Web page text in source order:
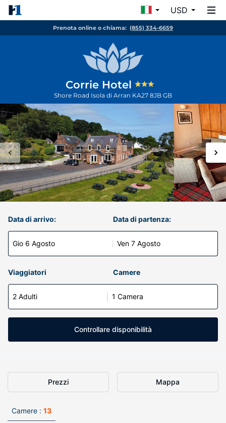
USD
Prenota online o chiama: (855) 334-6659
Corrie Hotel
Shore Road Isola di Arran KA27 8JB GB
Data di arrivo:
Gio 6 Agosto
Data di partenza:
Ven 7 Agosto
Viaggiatori Camere
2 Adulti 1 Camera
Controllare disponibilità
Prezzi Mappa
Camere : 13